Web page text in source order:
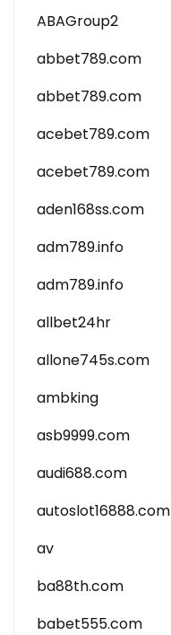
ABAGroup2
abbet789.com
abbet789.com
acebet789.com
acebet789.com
aden168ss.com
adm789.info
adm789.info
allbet24hr
allone745s.com
ambking
asb9999.com
audi688.com
autoslot16888.com
av
ba88th.com
babet555.com